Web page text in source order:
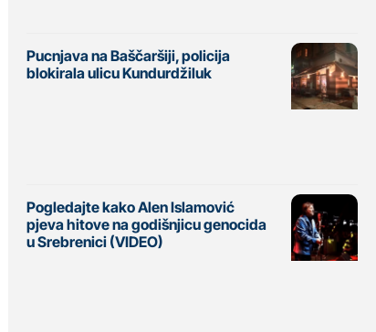
Pucnjava na Baščaršiji, policija
blokirala ulicu Kundurdžiluk
Pogledajte kako Alen Islamović
pjeva hitove na godišnjicu genocida
u Srebrenici (VIDEO)